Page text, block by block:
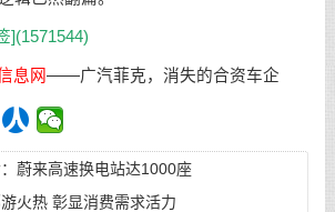
](1571544)
息网——广汽菲克，消失的合资车企
蔚来高速换电站达1000座
火热 彰显消费需求活力